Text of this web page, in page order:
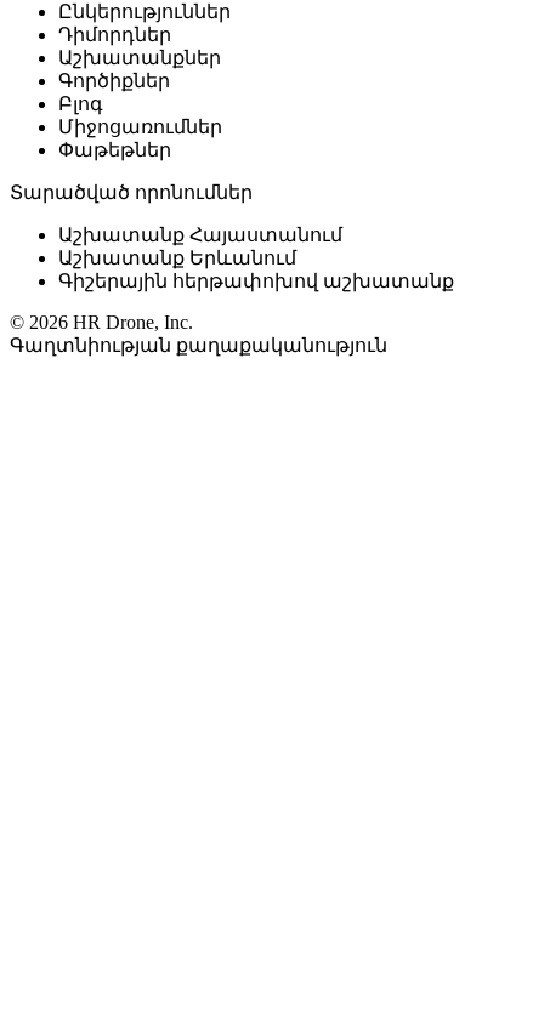
Ընկերություններ
Դիմորդներ
Աշխատանքներ
Գործիքներ
Բլոգ
Միջոցառումներ
Փաթեթներ
Տարածված որոնումներ
Աշխատանք Հայաստանում
Աշխատանք Երևանում
Գիշերային հերթափոխով աշխատանք
© 2026 HR Drone, Inc.
Գաղտնիության քաղաքականություն